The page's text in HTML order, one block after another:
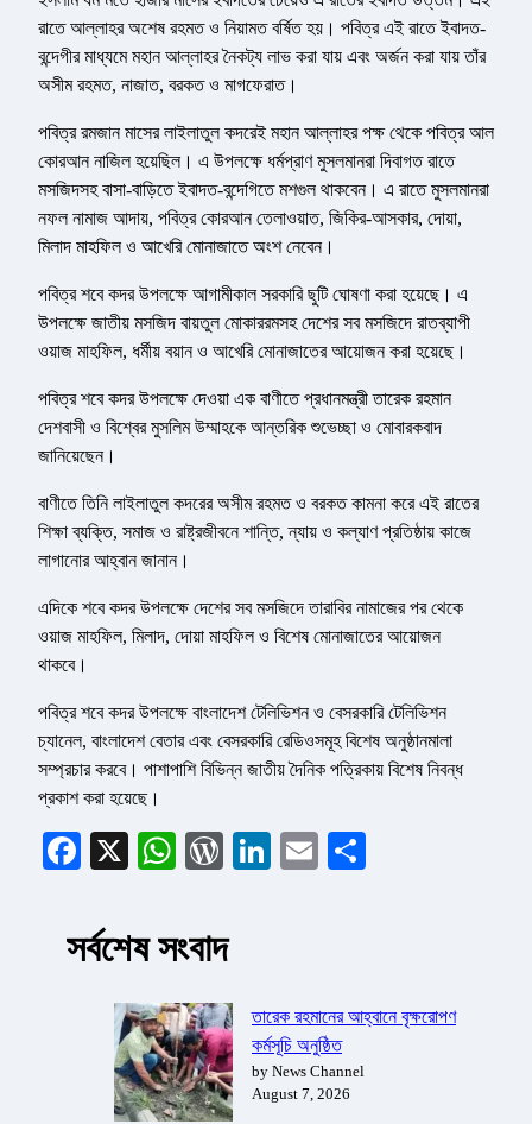
রাতে আল্লাহর অশেষ রহমত ও নিয়ামত বর্ষিত হয়। পবিত্র এই রাতে ইবাদত-
বন্দেগীর মাধ্যমে মহান আল্লাহর নৈকট্য লাভ করা যায় এবং অর্জন করা যায় তাঁর
অসীম রহমত, নাজাত, বরকত ও মাগফেরাত।
পবিত্র রমজান মাসের লাইলাতুল কদরেই মহান আল্লাহর পক্ষ থেকে পবিত্র আল
কোরআন নাজিল হয়েছিল। এ উপলক্ষে ধর্মপ্রাণ মুসলমানরা দিবাগত রাতে
মসজিদসহ বাসা-বাড়িতে ইবাদত-বন্দেগিতে মশগুল থাকবেন। এ রাতে মুসলমানরা
নফল নামাজ আদায়, পবিত্র কোরআন তেলাওয়াত, জিকির-আসকার, দোয়া,
মিলাদ মাহফিল ও আখেরি মোনাজাতে অংশ নেবেন।
পবিত্র শবে কদর উপলক্ষে আগামীকাল সরকারি ছুটি ঘোষণা করা হয়েছে। এ
উপলক্ষে জাতীয় মসজিদ বায়তুল মোকাররমসহ দেশের সব মসজিদে রাতব্যাপী
ওয়াজ মাহফিল, ধর্মীয় বয়ান ও আখেরি মোনাজাতের আয়োজন করা হয়েছে।
পবিত্র শবে কদর উপলক্ষে দেওয়া এক বাণীতে প্রধানমন্ত্রী তারেক রহমান
দেশবাসী ও বিশ্বের মুসলিম উম্মাহকে আন্তরিক শুভেচ্ছা ও মোবারকবাদ
জানিয়েছেন।
বাণীতে তিনি লাইলাতুল কদরের অসীম রহমত ও বরকত কামনা করে এই রাতের
শিক্ষা ব্যক্তি, সমাজ ও রাষ্ট্রজীবনে শান্তি, ন্যায় ও কল্যাণ প্রতিষ্ঠায় কাজে
লাগানোর আহ্বান জানান।
এদিকে শবে কদর উপলক্ষে দেশের সব মসজিদে তারাবির নামাজের পর থেকে
ওয়াজ মাহফিল, মিলাদ, দোয়া মাহফিল ও বিশেষ মোনাজাতের আয়োজন
থাকবে।
পবিত্র শবে কদর উপলক্ষে বাংলাদেশ টেলিভিশন ও বেসরকারি টেলিভিশন
চ্যানেল, বাংলাদেশ বেতার এবং বেসরকারি রেডিওসমূহ বিশেষ অনুষ্ঠানমালা
সম্প্রচার করবে। পাশাপাশি বিভিন্ন জাতীয় দৈনিক পত্রিকায় বিশেষ নিবন্ধ
প্রকাশ করা হয়েছে।
Facebook
X WhatsApp
WordPress
LinkedIn
Email
সর্বশেষ সংবাদ
তারেক রহমানের আহ্বানে বৃক্ষরোপণ
কর্মসূচি অনুষ্ঠিত
by News Channel
August 7, 2026